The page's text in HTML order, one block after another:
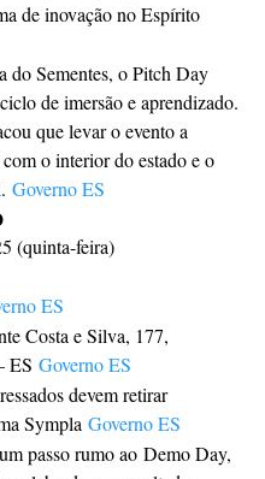
de inovação no Espírito
do Sementes, o Pitch Day
de imersão e aprendizado.
que levar o evento a
o interior do estado e o
Governo ES
(quinta-feira)
ES
Costa e Silva, 177,
ES Governo ES
devem retirar
Sympla Governo ES
passo rumo ao Demo Day,